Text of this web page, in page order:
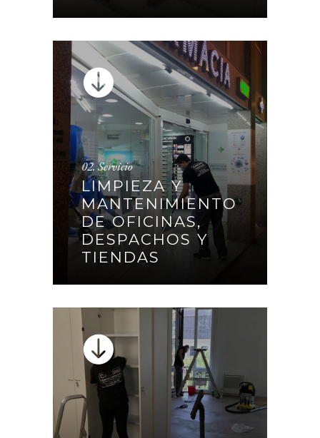
02. Servicio
LIMPIEZA Y
MANTENIMIENTO
DE OFICINAS,
DESPACHOS Y
TIENDAS
LIMPIEZA Y
MANTENIMIENTO DE
OFICINAS, DESPACHOS Y
TIENDAS
CONTINUAR